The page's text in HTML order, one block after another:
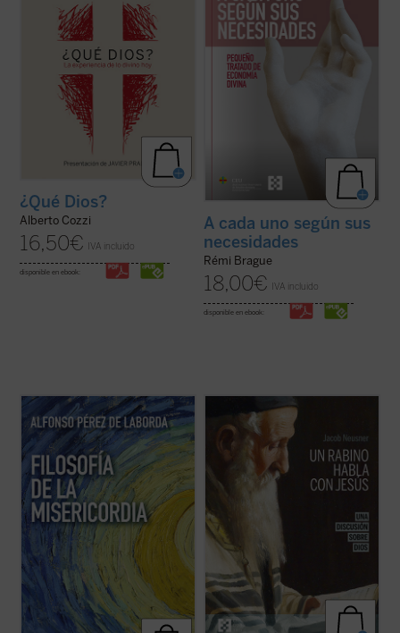
¿Qué Dios?
Alberto Cozzi
16,50€ IVA incluido
disponible en ebook:
Dios provee a todos los ...(ver ficha)
A cada uno según sus
necesidades
Rémi Brague
18,00€ IVA incluido
disponible en ebook:
Rodeando el conjunto de toda la Realidad de
esa completud, y ofertando la Realidad
unitiva de su Ser, se nos hace ver en esos
vislumbres cómo se adivina y se nutre la
Realidad extremosa de quien es el único
Dios....
(ver ficha)
Imagínate transportado dos mil años atrás,
a Galilea, justo en el momento en que Jesús
pronuncia su Sermón de la Montaña.
Después de escucharle, ¿abandonarías tus
convicciones religiosas y tu ideología para
seguirle, o te aferrarías a ...
(ver ficha)